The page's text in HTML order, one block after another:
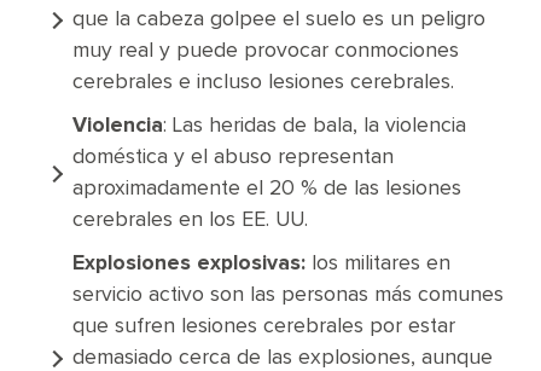
que la cabeza golpee el suelo es un peligro
muy real y puede provocar conmociones
cerebrales e incluso lesiones cerebrales.
Violencia: Las heridas de bala, la violencia
doméstica y el abuso representan
aproximadamente el 20 % de las lesiones
cerebrales en los EE. UU.
Explosiones explosivas: los militares en
servicio activo son las personas más comunes
que sufren lesiones cerebrales por estar
demasiado cerca de las explosiones, aunque